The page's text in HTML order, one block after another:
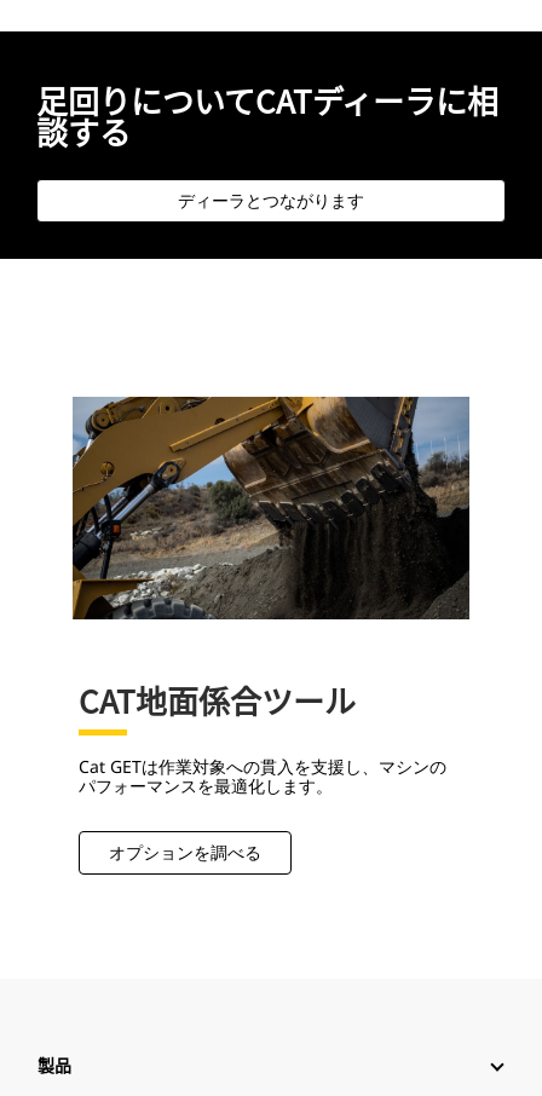
足回りについてCATディーラに相
談する
ディーラとつながります
CAT地面係合ツール
Cat GETは作業対象への貫入を支援し、マシンの
パフォーマンスを最適化します。
オプションを調べる
製品